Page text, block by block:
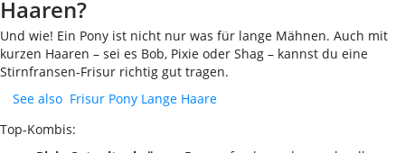
Haaren?
Und wie! Ein Pony ist nicht nur was für lange Mähnen. Auch mit
kurzen Haaren – sei es Bob, Pixie oder Shag – kannst du eine
Stirnfransen-Frisur richtig gut tragen.
See also Frisur Pony Lange Haare
Top-Kombis: